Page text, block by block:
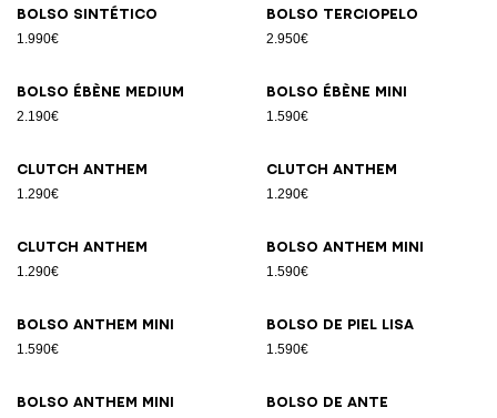
Bolso sintético
1.990€
Bolso terciopelo
2.950€
Bolso Ébène Medium
2.190€
Bolso Ébène Mini
1.590€
Clutch Anthem
1.290€
Clutch Anthem
1.290€
Clutch Anthem
1.290€
Bolso Anthem Mini
1.590€
Bolso Anthem Mini
1.590€
Bolso de piel lisa
1.590€
Bolso Anthem Mini Bolso de ante